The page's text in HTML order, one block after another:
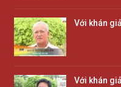
Với khán
Với khán